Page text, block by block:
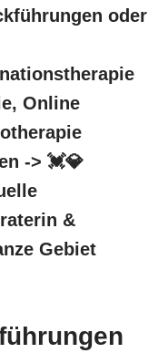
oder
Online
-> 💓️💎
&
Gebiet